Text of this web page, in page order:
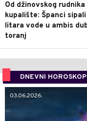
Od džinovskog
kupalište: Španci
litara vode u ambis
toranj
DNEVNI HOROSKOP
03.06.2026.